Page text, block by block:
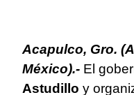
Acapulco, Gro.
México).- El
Astudillo y